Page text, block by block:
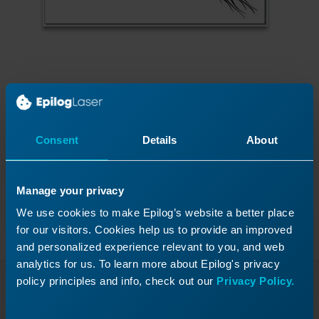
Consent Details About
Manage your privacy
We use cookies to make Epilog’s website a better place
for our visitors. Cookies help us to provide an improved
and personalized experience relevant to you, and web
analytics for us. To learn more about Epilog's privacy
policy principles and info, check out our Privacy Policy.
Cela vous a-t-il été utile ?